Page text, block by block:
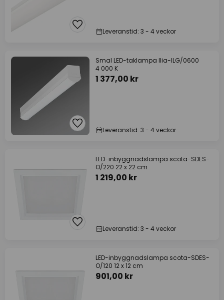
Leveranstid: 3 - 4 veckor
Smal LED-taklampa Ilia-ILG/0600
4 000 K
1 377,00 kr
Leveranstid: 3 - 4 veckor
LED-inbyggnadslampa scota-SDES-
O/220 22 x 22 cm
1 219,00 kr
Leveranstid: 3 - 4 veckor
LED-inbyggnadslampa scota-SDES-
O/120 12 x 12 cm
901,00 kr